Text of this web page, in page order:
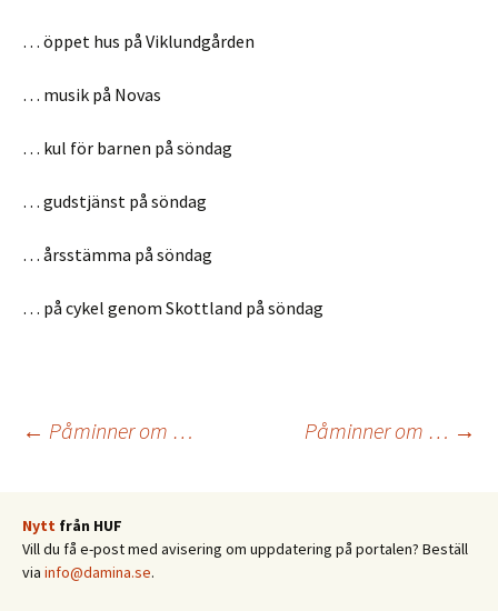
… öppet hus på Viklundgården
… musik på Novas
… kul för barnen på söndag
… gudstjänst på söndag
… årsstämma på söndag
… på cykel genom Skottland på söndag
Inläggsnavigering
← Påminner om … Påminner om … →
Nytt från HUF
Vill du få e-post med avisering om uppdatering på portalen? Beställ
via info@damina.se.